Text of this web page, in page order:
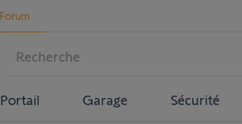
Forum
Portail Garage Sécurité